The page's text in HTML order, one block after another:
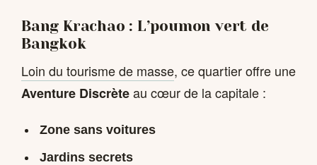
Bang Krachao : L’poumon vert de
Bangkok
Loin du tourisme de masse, ce quartier offre une
Aventure Discrèteau cœur de la capitale :
Zone sans voitures
Jardins secrets